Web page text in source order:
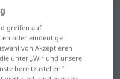
für
greifen auf
oder eindeutige
von Akzeptieren
unter „Wir und unsere
bereitzustellen“